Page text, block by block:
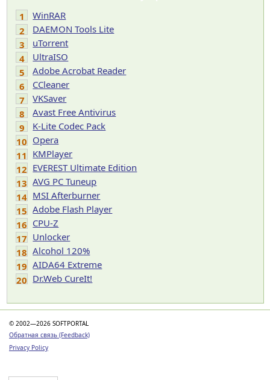
1
WinRAR
2
DAEMON Tools Lite
3
uTorrent
4
UltraISO
5
Adobe Acrobat Reader
6
CCleaner
7
VKSaver
8
Avast Free Antivirus
9
K-Lite Codec Pack
10 Opera
11 KMPlayer
12 EVEREST Ultimate Edition
13 AVG PC Tuneup
14 MSI Afterburner
15 Adobe Flash Player
16 CPU-Z
17 Unlocker
18 Alcohol 120%
19 AIDA64 Extreme
20 Dr.Web CureIt!
© 2002—2026 SOFTPORTAL
Обратная связь (Feedback)
Privacy Policy